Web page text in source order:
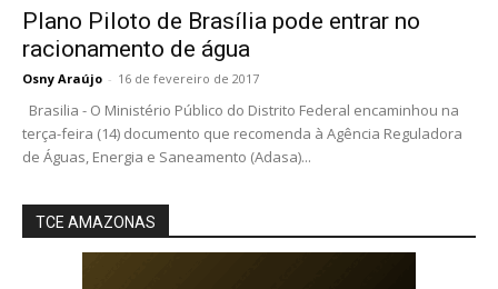
Plano Piloto de Brasília pode entrar no
racionamento de água
Osny Araújo - 16 de fevereiro de 2017
Brasilia - O Ministério Público do Distrito Federal encaminhou na
terça-feira (14) documento que recomenda à Agência Reguladora
de Águas, Energia e Saneamento (Adasa)...
TCE AMAZONAS